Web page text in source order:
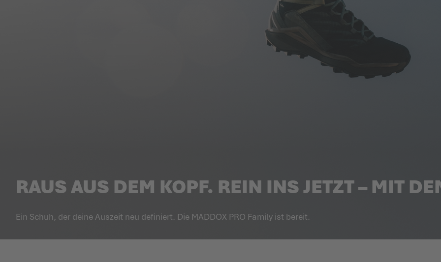
RAUS AUS DEM KOPF. REIN INS JETZT – MIT
Ein Schuh, der deine Auszeit neu definiert. Die MADDOX PRO Family ist bereit.